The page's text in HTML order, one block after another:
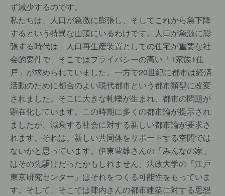
ず減少するのです。
私たちは、人口が急激に膨張し、そしてこれから急下降
するという特異な山頂にいるわけです。人口が急激に膨
張する時代は、人口再生産装置としての住宅が重要な社
会的要件で、そこではプライバシーの高い「1家族1住
戸」が求められていました。一方で20世紀に都市は経済
活動のために都合のよい現代都市という都市類型に改変
されました。そこに大きな軋轢が生まれ、都市の問題が
顕在化しています。この時期に多くの都市論が提示され
ましたが、減衰する社会に対する新しい都市論が要求さ
れます。それは、新しい共同体をサポートする空間では
ないかと思っています。伊東豊雄さんの「みんなの家」
はその先駆けだったかもしれません。法政大学の「江戸
東京研究センター」はそれをつくる可能性をもっていま
す。そして、そこでは陣内さんの都市建築に対する思想